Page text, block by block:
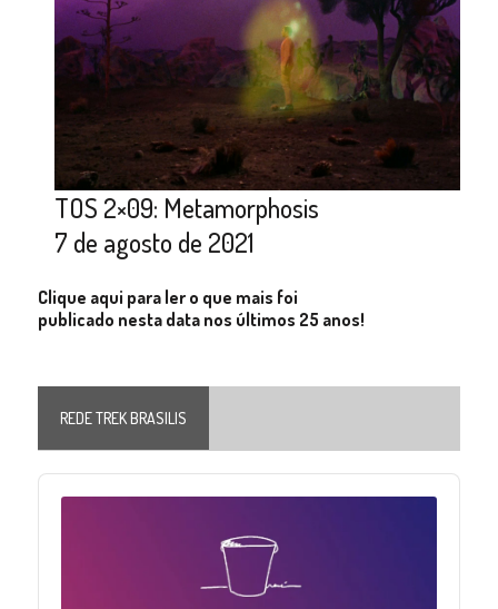
TOS 2×09: Metamorphosis
7 de agosto de 2021
Clique aqui para ler o que mais foi
publicado nesta data nos últimos 25 anos!
REDE TREK BRASILIS
Audio
Player